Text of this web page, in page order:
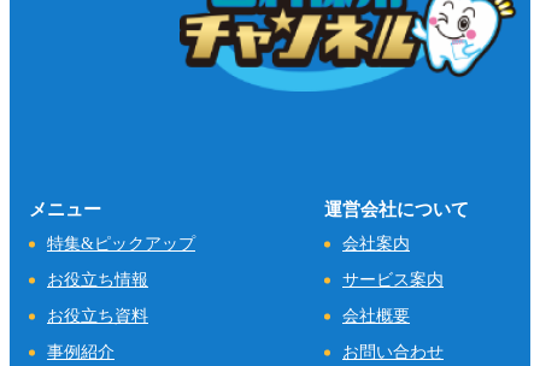
メニュー
特集&ピックアップ
お役立ち情報
お役立ち資料
事例紹介
運営会社について
会社案内
サービス案内
会社概要
お問い合わせ